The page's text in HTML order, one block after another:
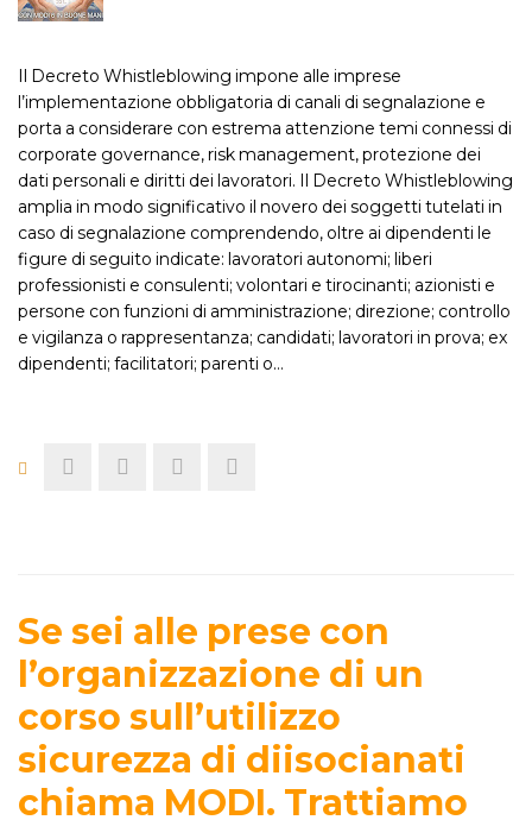
Il Decreto Whistleblowing impone alle imprese
l’implementazione obbligatoria di canali di segnalazione e
porta a considerare con estrema attenzione temi connessi di
corporate governance, risk management, protezione dei
dati personali e diritti dei lavoratori. Il Decreto Whistleblowing
amplia in modo significativo il novero dei soggetti tutelati in
caso di segnalazione comprendendo, oltre ai dipendenti le
figure di seguito indicate: lavoratori autonomi; liberi
professionisti e consulenti; volontari e tirocinanti; azionisti e
persone con funzioni di amministrazione; direzione; controllo
e vigilanza o rappresentanza; candidati; lavoratori in prova; ex
dipendenti; facilitatori; parenti o…
Se sei alle prese con
l’organizzazione di un
corso sull’utilizzo
sicurezza di diisocianati
chiama MODI. Trattiamo